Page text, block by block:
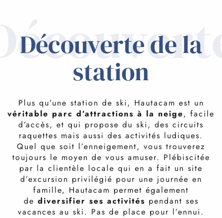
VOTRE SÉJOUR
LES ACTIVITÉS
FAQ
Découverte de la
station
Plus qu’une station de ski, Hautacam est un
véritable parc d’attractions à la neige, facile
d’accès, et qui propose du ski, des circuits
raquettes mais aussi des activités ludiques.
Quel que soit l’enneigement, vous trouverez
toujours le moyen de vous amuser. Plébiscitée
par la clientèle locale qui en a fait un site
d’excursion privilégié pour une journée en
famille, Hautacam permet également
de diversifier ses activités pendant ses
vacances au ski. Pas de place pour l’ennui.
SKI DE PISTE
la glisse en douceur
Idéal pour l’apprentissage et les premières glisses, le
domaine skiable propose un espace débutantoù
tapis et téléskis familiarisent les plus petits, encadrés
par les moniteurs à la combinaison rouge.